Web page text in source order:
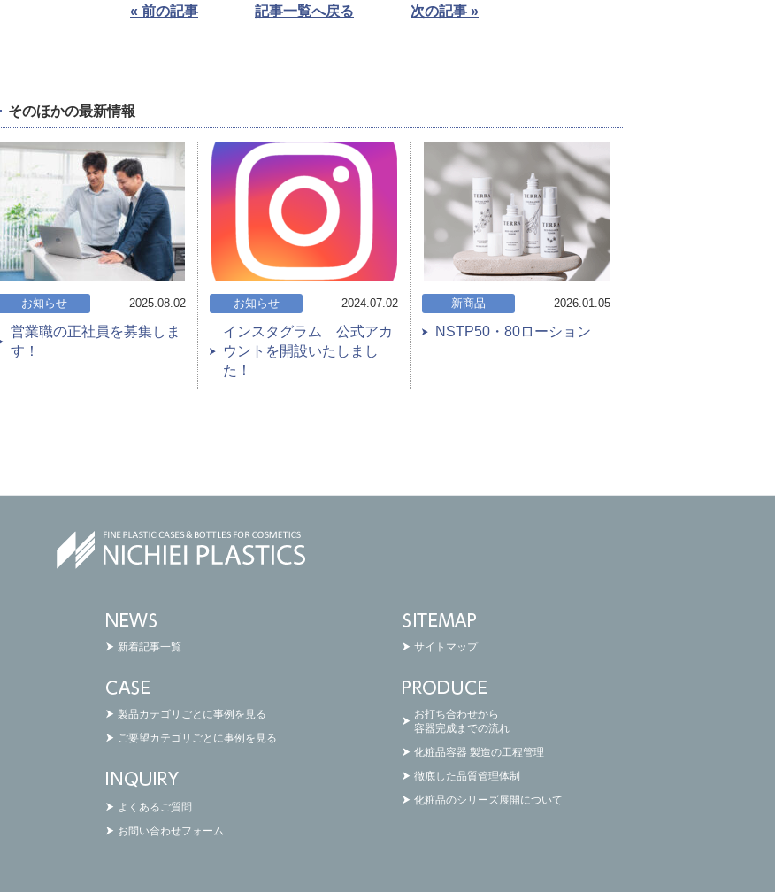
« 前の記事 記事一覧へ戻る 次の記事 »
そのほかの最新情報
お知らせ 2025.08.02
営業職の正社員を募集しま
す！
お知らせ 2024.07.02
インスタグラム 公式アカ
ウントを開設いたしまし
た！
新商品 2026.01.05
NSTP50・80ローション
新着記事一覧
製品カテゴリごとに事例を見る
ご要望カテゴリごとに事例を見る
よくあるご質問
お問い合わせフォーム
サイトマップ
お打ち合わせから
容器完成までの流れ
化粧品容器 製造の工程管理
徹底した品質管理体制
化粧品のシリーズ展開について